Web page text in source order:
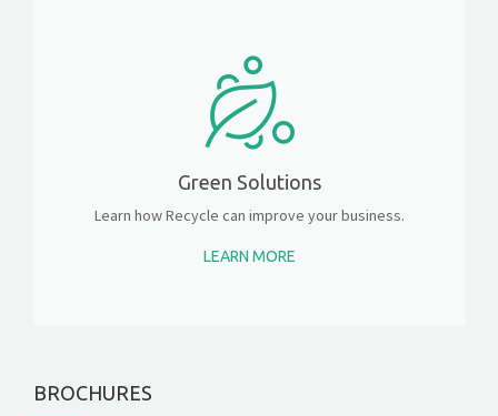
Green Solutions
Learn how Recycle can improve your business.
LEARN MORE
BROCHURES